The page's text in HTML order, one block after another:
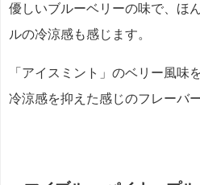
優しいブルーベリーの味で、ほ
ルの冷涼感も感じます。
「アイスミント」のベリー風味
冷涼感を抑えた感じのフレーバ